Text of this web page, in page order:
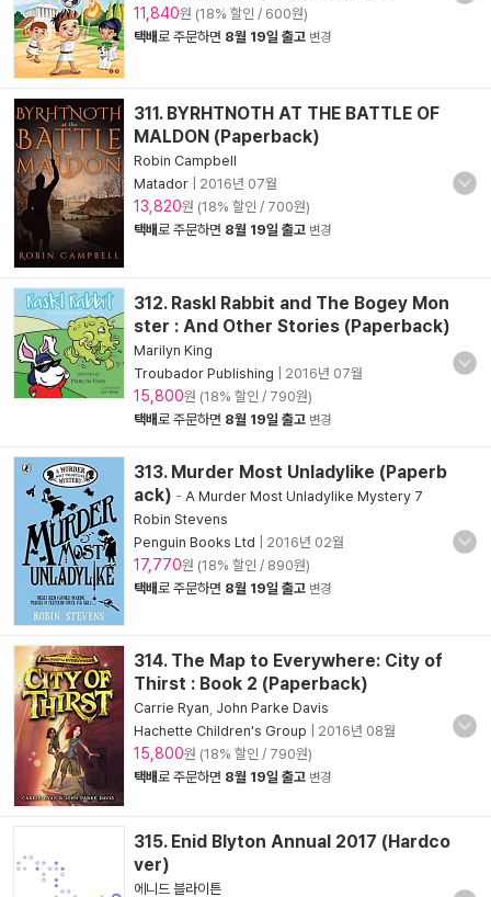
11,840원 (18% 할인 / 600원)
택배로 주문하면 8월 19일 출고 변경
311. BYRHTNOTH AT THE BATTLE OF
MALDON (Paperback)
Robin Campbell
Matador
2016년 07월
13,820원 (18% 할인 / 700원)
택배로 주문하면 8월 19일 출고 변경
312. Raskl Rabbit and The Bogey Mon
ster : And Other Stories (Paperback)
Marilyn King
Troubador Publishing
2016년 07월
15,800원 (18% 할인 / 790원)
택배로 주문하면 8월 19일 출고 변경
313. Murder Most Unladylike (Paperb
ack) - A Murder Most Unladylike Mystery 7
Robin Stevens
Penguin Books Ltd
2016년 02월
17,770원 (18% 할인 / 890원)
택배로 주문하면 8월 19일 출고 변경
314. The Map to Everywhere: City of
Thirst : Book 2 (Paperback)
Carrie Ryan John Parke Davis
Hachette Children's Group
2016년 08월
15,800원 (18% 할인 / 790원)
택배로 주문하면 8월 19일 출고 변경
315. Enid Blyton Annual 2017 (Hardco
ver)
에니드 블라이튼